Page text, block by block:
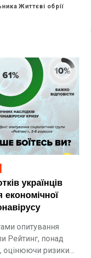
Життєві обрії
економічної
опитування
Рейтинг, понад
оцінюючи ризики